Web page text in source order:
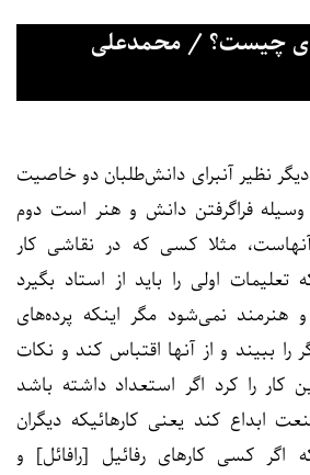
چیست؟ / محمدعلی
نظیر آنبرای دانش‌طلبان دو خاصیت
وسیله فراگرفتن دانش و هنر است دوم
مثلا کسی که در نقاشی کار
اولی را باید از استاد بگیرد
هنرمند نمی‌‌شود مگر اینکه پرده‌های
را ببیند و از آنها اقتباس کند و نکات
کار را کرد اگر استعداد داشته باشد
ابداع کند یعنی کارهائیکه دیگران
اگر کسی کارهای رفائیل [رافائل] و